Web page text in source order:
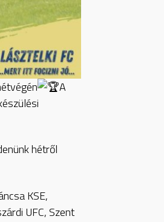
A
hétről
KSE,
UFC, Szent